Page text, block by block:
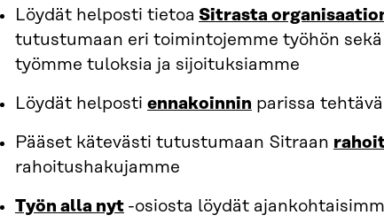
Löydät helposti tietoa Sitrasta
tutustumaan eri toimintojemme työhön
työmme tuloksia ja sijoituksiamme
Löydät helposti ennakoinnin parissa
Pääset kätevästi tutustumaan Sitraan
rahoitushakujamme
Työn alla nyt -osiosta löydät